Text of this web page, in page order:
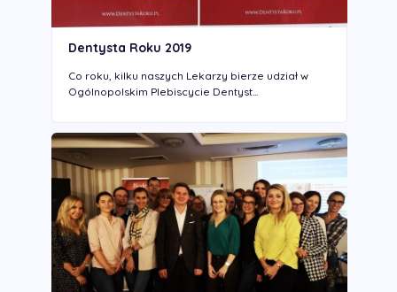
Dentysta Roku 2019
Co roku, kilku naszych Lekarzy bierze udział w
Ogólnopolskim Plebiscycie Dentyst...